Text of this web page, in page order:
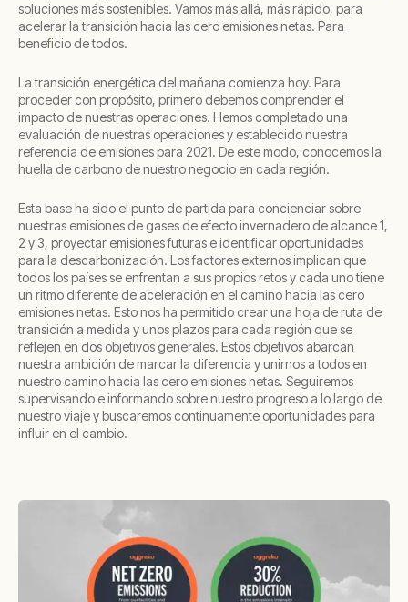
soluciones más sostenibles. Vamos más allá, más rápido, para
acelerar la transición hacia las cero emisiones netas. Para
beneficio de todos.
La transición energética del mañana comienza hoy. Para
proceder con propósito, primero debemos comprender el
impacto de nuestras operaciones. Hemos completado una
evaluación de nuestras operaciones y establecido nuestra
referencia de emisiones para 2021. De este modo, conocemos la
huella de carbono de nuestro negocio en cada región.
Esta base ha sido el punto de partida para concienciar sobre
nuestras emisiones de gases de efecto invernadero de alcance 1,
2 y 3, proyectar emisiones futuras e identificar oportunidades
para la descarbonización. Los factores externos implican que
todos los países se enfrentan a sus propios retos y cada uno tiene
un ritmo diferente de aceleración en el camino hacia las cero
emisiones netas. Esto nos ha permitido crear una hoja de ruta de
transición a medida y unos plazos para cada región que se
reflejen en dos objetivos generales. Estos objetivos abarcan
nuestra ambición de marcar la diferencia y unirnos a todos en
nuestro camino hacia las cero emisiones netas. Seguiremos
supervisando e informando sobre nuestro progreso a lo largo de
nuestro viaje y buscaremos continuamente oportunidades para
influir en el cambio.